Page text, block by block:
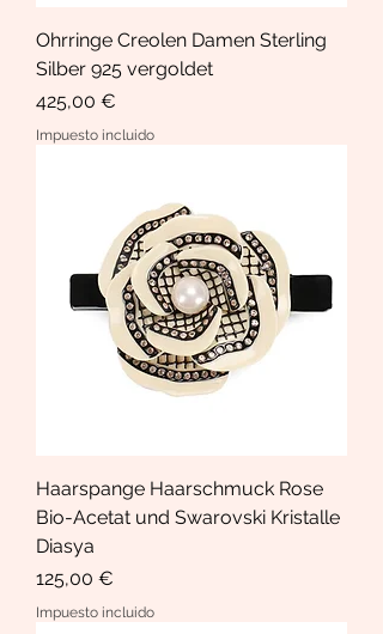
Ohrringe Creolen Damen Sterling
Silber 925 vergoldet
Precio
425,00 €
Impuesto incluido
Haarspange Haarschmuck Rose
Bio-Acetat und Swarovski Kristalle
Diasya
Precio
125,00 €
Impuesto incluido